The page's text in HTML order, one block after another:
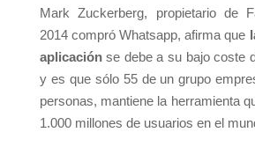
Mark Zuckerberg, propietario de
2014 compró Whatsapp, afirma que
aplicaciónse debe a su bajo coste
y es que sólo 55 de un grupo
personas, mantiene la herramienta
1.000 millones de usuarios en el